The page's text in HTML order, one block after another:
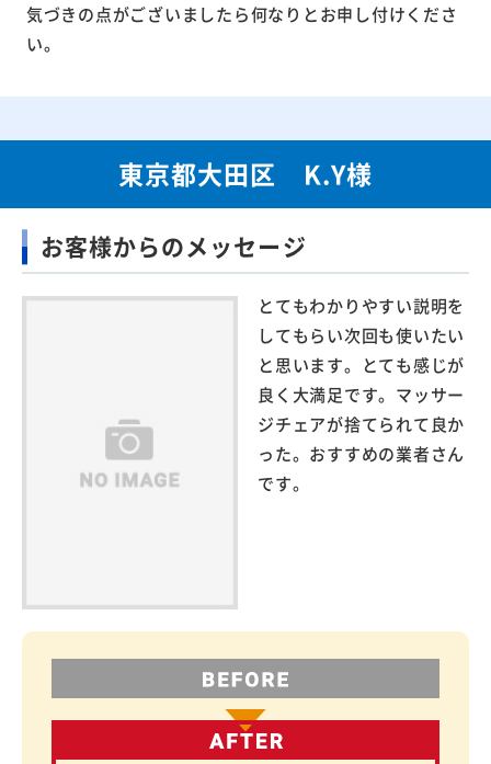
気づきの点がございましたら何なりとお申し付けくださ
い。
東京都大田区 K.Y様
お客様からのメッセージ
とてもわかりやすい説明を
してもらい次回も使いたい
と思います。とても感じが
良く大満足です。マッサー
ジチェアが捨てられて良か
った。おすすめの業者さん
です。